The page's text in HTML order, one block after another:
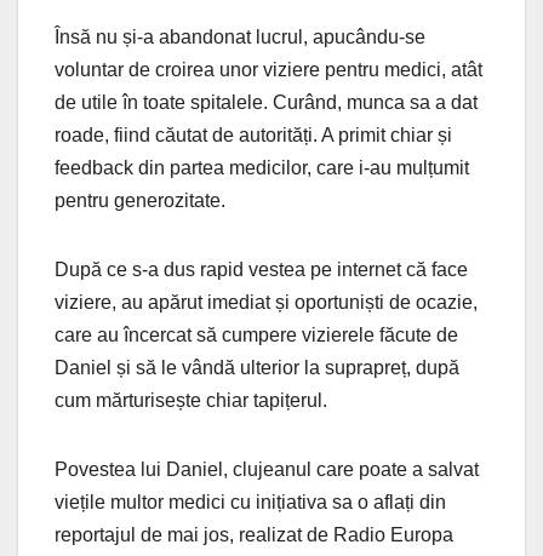
Însă nu și-a abandonat lucrul, apucându-se
voluntar de croirea unor viziere pentru medici, atât
de utile în toate spitalele. Curând, munca sa a dat
roade, fiind căutat de autorități. A primit chiar și
feedback din partea medicilor, care i-au mulțumit
pentru generozitate.
După ce s-a dus rapid vestea pe internet că face
viziere, au apărut imediat și oportuniști de ocazie,
care au încercat să cumpere vizierele făcute de
Daniel și să le vândă ulterior la suprapreț, după
cum mărturisește chiar tapițerul.
Povestea lui Daniel, clujeanul care poate a salvat
viețile multor medici cu inițiativa sa o aflați din
reportajul de mai jos, realizat de Radio Europa